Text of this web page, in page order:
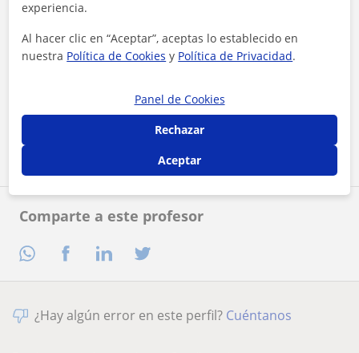
Comparte a este profesor
Contactar ahora
¿Hay algún error en este perfil? Cuéntanos
experiencia.
Al hacer clic en “Aceptar”, aceptas lo establecido en
nuestra Política de Cookies y Política de Privacidad.
Panel de Cookies
Rechazar
Aceptar